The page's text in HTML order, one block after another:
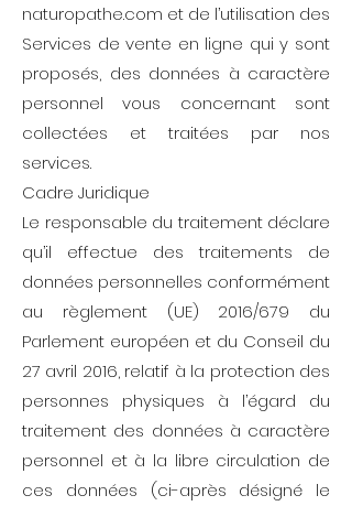
naturopathe.com et de l’utilisation des
Services de vente en ligne qui y sont
proposés, des données à caractère
personnel vous concernant sont
collectées et traitées par nos
services.
Cadre Juridique
Le responsable du traitement déclare
qu’il effectue des traitements de
données personnelles conformément
au règlement (UE) 2016/679 du
Parlement européen et du Conseil du
27 avril 2016, relatif à la protection des
personnes physiques à l’égard du
traitement des données à caractère
personnel et à la libre circulation de
ces données (ci-après désigné le